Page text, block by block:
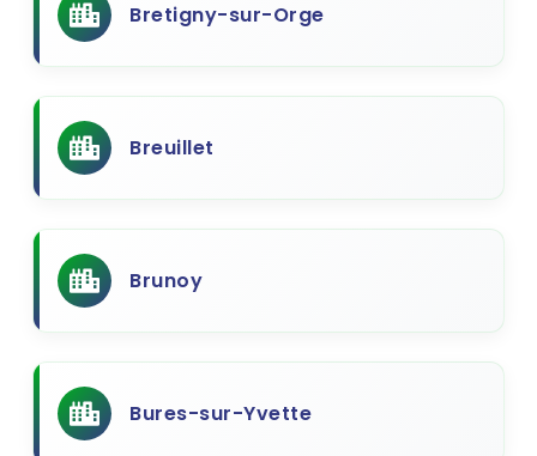
Bretigny-sur-Orge
Breuillet
Brunoy
Bures-sur-Yvette